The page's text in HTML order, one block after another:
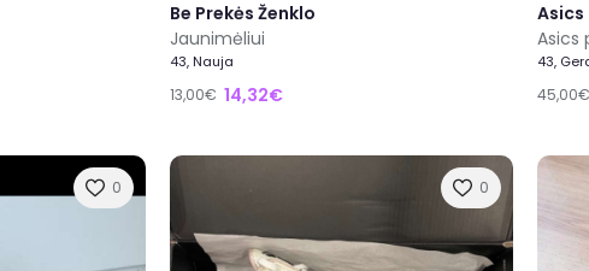
Be Prekės Ženklo
Jaunimėliui
43, Nauja
13,00€ 14,32€
Asics
Asics
43,
45,00€
0 0